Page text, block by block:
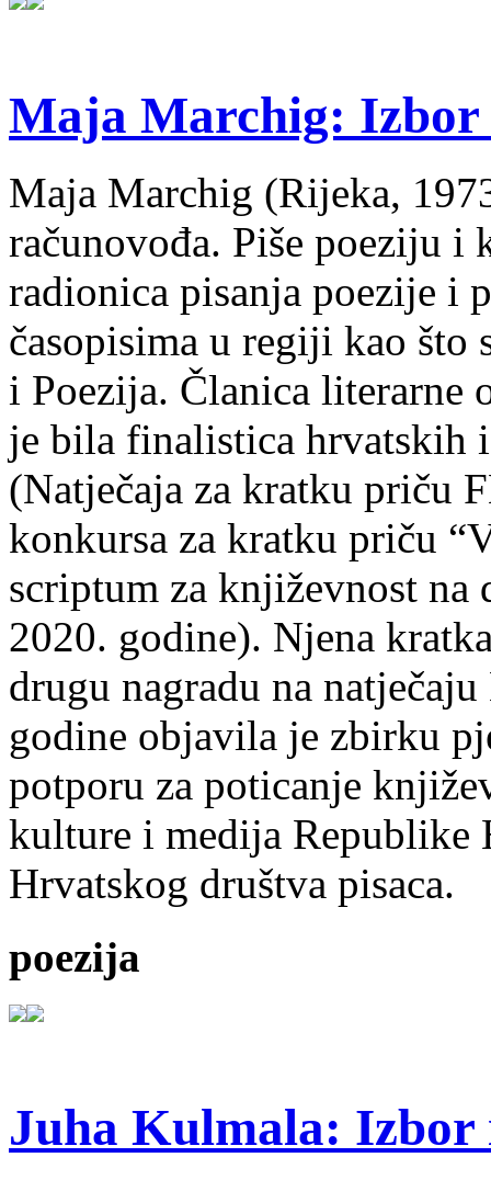
Maja Marchig: Izbor
Maja Marchig (Rijeka,
računovođa. Piše poeziju i
radionica pisanja poezije i
časopisima u regiji kao što
i Poezija. Članica literarne
je bila finalistica hrvatskih
(Natječaja za kratku priču
konkursa za kratku priču
scriptum za književnost na
2020. godine). Njena
drugu nagradu na
godine objavila je zbirku
potporu za poticanje
kulture i medija Republike
Hrvatskog društva pisaca.
poezija
Juha Kulmala: Izbor